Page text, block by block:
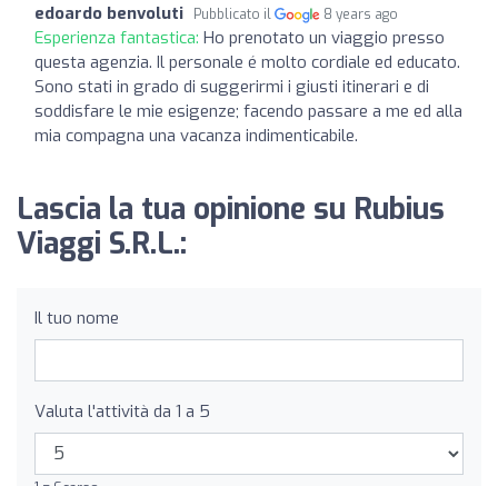
edoardo benvoluti Pubblicato il 8 years ago
Esperienza fantastica: Ho prenotato un viaggio presso
questa agenzia. Il personale é molto cordiale ed educato.
Sono stati in grado di suggerirmi i giusti itinerari e di
soddisfare le mie esigenze; facendo passare a me ed alla
mia compagna una vacanza indimenticabile.
Lascia la tua opinione su Rubius
Viaggi S.R.L.:
Il tuo nome
Valuta l'attività da 1 a 5